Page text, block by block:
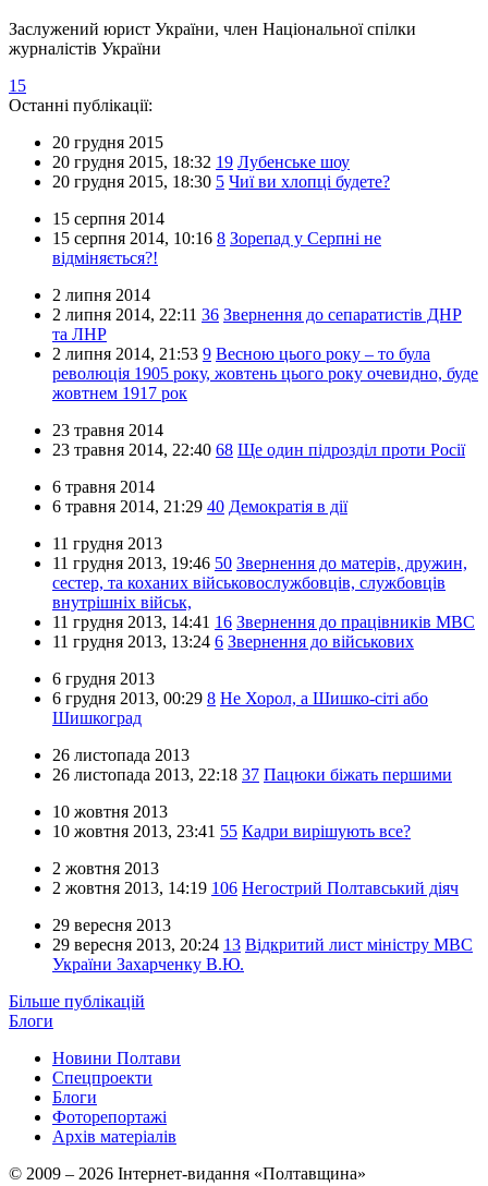
Заслужений юрист України, член Національної спілки
журналістів України
15
Останні публікації:
20 грудня 2015
20 грудня 2015, 18:32 19 Лубенське шоу
20 грудня 2015, 18:30 5 Чиї ви хлопці будете?
15 серпня 2014
15 серпня 2014, 10:16 8 Зорепад у Серпні не
відміняється?!
2 липня 2014
2 липня 2014, 22:11 36 Звернення до сепаратистів ДНР
та ЛНР
2 липня 2014, 21:53 9 Весною цього року – то була
революція 1905 року, жовтень цього року очевидно, буде
жовтнем 1917 рок
23 травня 2014
23 травня 2014, 22:40 68 Ще один підрозділ проти Росії
6 травня 2014
6 травня 2014, 21:29 40 Демократія в дії
11 грудня 2013
11 грудня 2013, 19:46 50 Звернення до матерів, дружин,
сестер, та коханих військовослужбовців, службовців
внутрішніх військ,
11 грудня 2013, 14:41 16 Звернення до працівників МВС
11 грудня 2013, 13:24 6 Звернення до військових
6 грудня 2013
6 грудня 2013, 00:29 8 Не Хорол, а Шишко-сіті або
Шишкоград
26 листопада 2013
26 листопада 2013, 22:18 37 Пацюки біжать першими
10 жовтня 2013
10 жовтня 2013, 23:41 55 Кадри вирішують все?
2 жовтня 2013
2 жовтня 2013, 14:19 106 Негострий Полтавський діяч
29 вересня 2013
29 вересня 2013, 20:24 13 Відкритий лист міністру МВС
України Захарченку В.Ю.
Більше публікацій
Блоги
Новини Полтави
Спецпроекти
Блоги
Фоторепортажі
Архів матеріалів
© 2009 – 2026 Інтернет-видання «Полтавщина»